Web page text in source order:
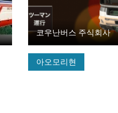
아오모리현
코우난버스 주식회사